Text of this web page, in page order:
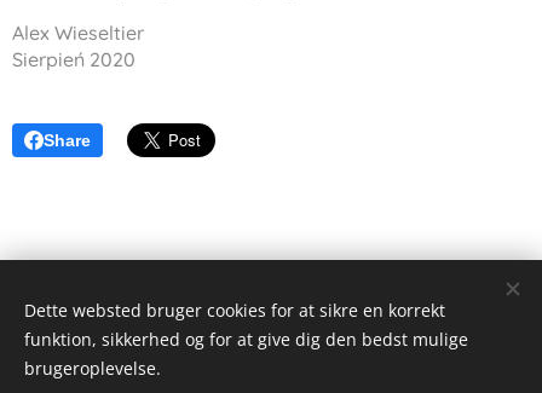
Alex Wieseltier
Sierpień 2020
Share
Alex Wieseltier - Uredte tanker
Dette websted bruger cookies for at sikre en korrekt
funktion, sikkerhed og for at give dig den bedst mulige
brugeroplevelse.